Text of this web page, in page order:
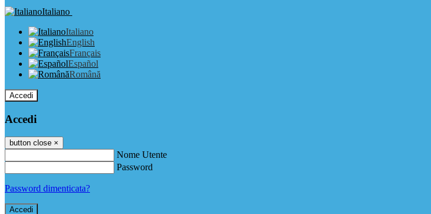
Italiano
Italiano
English
Français
Español
Română
Accedi
Accedi
button close ×
Nome Utente
Password
Password dimenticata?